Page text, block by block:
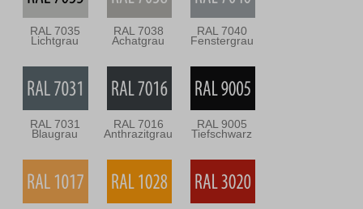
RAL 7035
Lichtgrau
RAL 7038
Achatgrau
RAL 7040
Fenstergrau
RAL 7031
Blaugrau
RAL 7016
Anthrazitgrau
RAL 9005
Tiefschwarz